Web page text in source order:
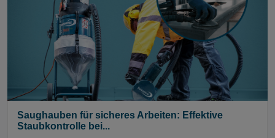
Saughauben für sicheres Arbeiten: Effektive
Staubkontrolle bei...